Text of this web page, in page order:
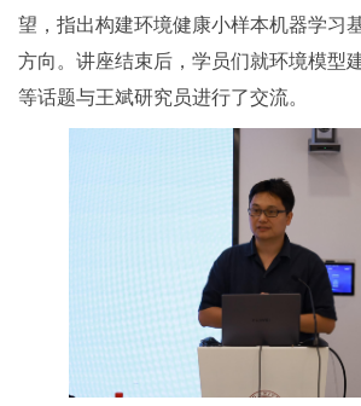
望，指出构建环境健康小样本机器学习
方向。讲座结束后，学员们就环境模型
等话题与王斌研究员进行了交流。